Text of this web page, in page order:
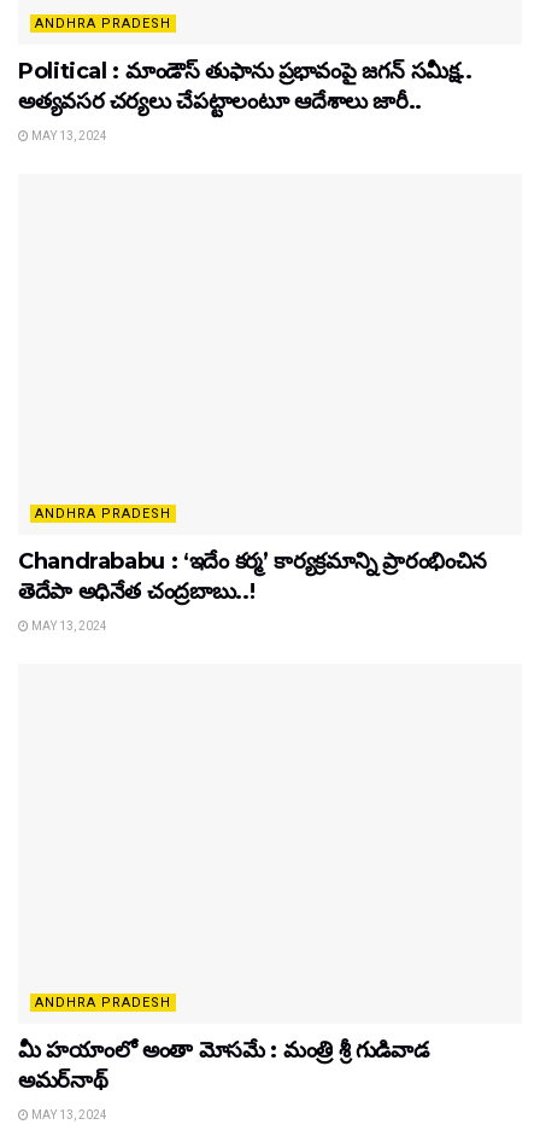
ANDHRA PRADESH
Political : మాండౌస్ తుఫాను ప్రభావంపై జగన్ సమీక్ష..
అత్యవసర చర్యలు చేపట్టాలంటూ ఆదేశాలు జారీ..
MAY 13, 2024
ANDHRA PRADESH
Chandrababu : ‘ఇదేం కర్మ’ కార్యక్రమాన్ని ప్రారంభించిన
తెదేపా అధినేత చంద్రబాబు..!
MAY 13, 2024
ANDHRA PRADESH
మీ హయాంలో అంతా మోసమే : మంత్రి శ్రీ గుడివాడ
అమర్‌నాథ్‌
MAY 13, 2024